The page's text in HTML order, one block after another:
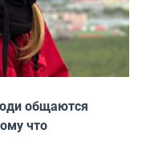
общаются
что